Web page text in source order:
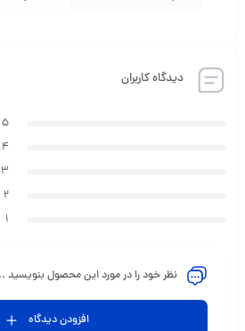
دیدگاه کاربران
5
4
3
2
1
نظر خود را در مورد این محصول بنویسید
افزودن دیدگاه